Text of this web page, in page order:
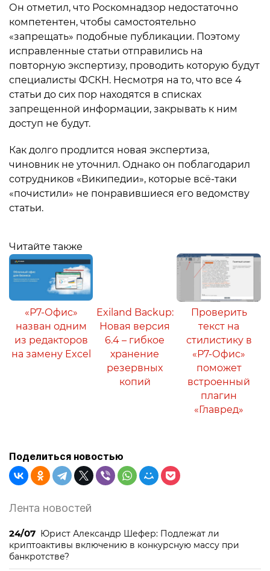
Он отметил, что Роскомнадзор недостаточно
компетентен, чтобы самостоятельно
«запрещать» подобные публикации. Поэтому
исправленные статьи отправились на
повторную экспертизу, проводить которую будут
специалисты ФСКН. Несмотря на то, что все 4
статьи до сих пор находятся в списках
запрещенной информации, закрывать к ним
доступ не будут.
Как долго продлится новая экспертиза,
чиновник не уточнил. Однако он поблагодарил
сотрудников «Википедии», которые всё-таки
«почистили» не понравившиеся его ведомству
статьи.
Читайте также
«Р7-Офис»
назван одним
из редакторов
на замену Excel
Exiland Backup:
Новая версия
6.4 – гибкое
хранение
резервных
копий
Проверить
текст на
стилистику в
«Р7-Офис»
поможет
встроенный
плагин
«Главред»
Поделиться новостью
Лента новостей
24/07 Юрист Александр Шефер: Подлежат ли
криптоактивы включению в конкурсную массу при
банкротстве?